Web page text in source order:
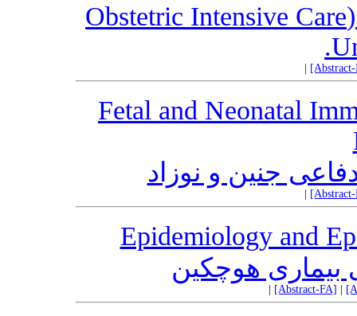
استفاده از I.C.U. برای زایمان- (Obstetric Intensive Care
Fetal and Neonatal
جنین و نوزاد
Epidemiology and
بیماری هوچکین
[Abstract-FA]